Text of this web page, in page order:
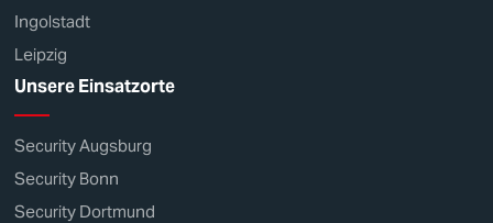
Ingolstadt
Leipzig
Unsere Einsatzorte
Security Augsburg
Security Bonn
Security Dortmund